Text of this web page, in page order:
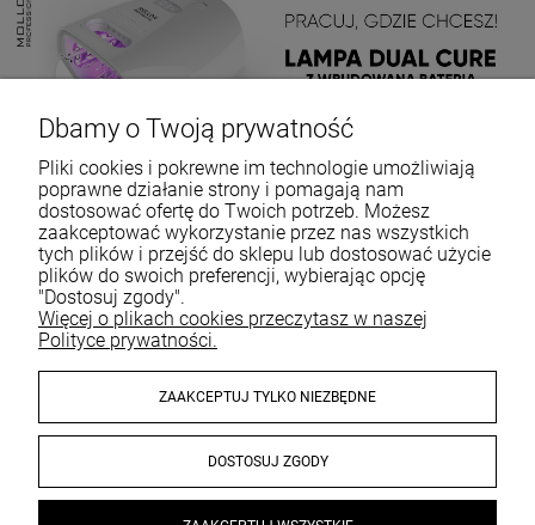
© 2026 sklep.mollonpro.com. Wszelkie prawa zastrzeżone.
Dbamy o Twoją prywatność
Pliki cookies i pokrewne im technologie umożliwiają
poprawne działanie strony i pomagają nam
dostosować ofertę do Twoich potrzeb. Możesz
zaakceptować wykorzystanie przez nas wszystkich
tych plików i przejść do sklepu lub dostosować użycie
plików do swoich preferencji, wybierając opcję
"Dostosuj zgody".
Więcej o plikach cookies przeczytasz w naszej
Polityce prywatności.
ZAAKCEPTUJ TYLKO NIEZBĘDNE
DOSTOSUJ ZGODY